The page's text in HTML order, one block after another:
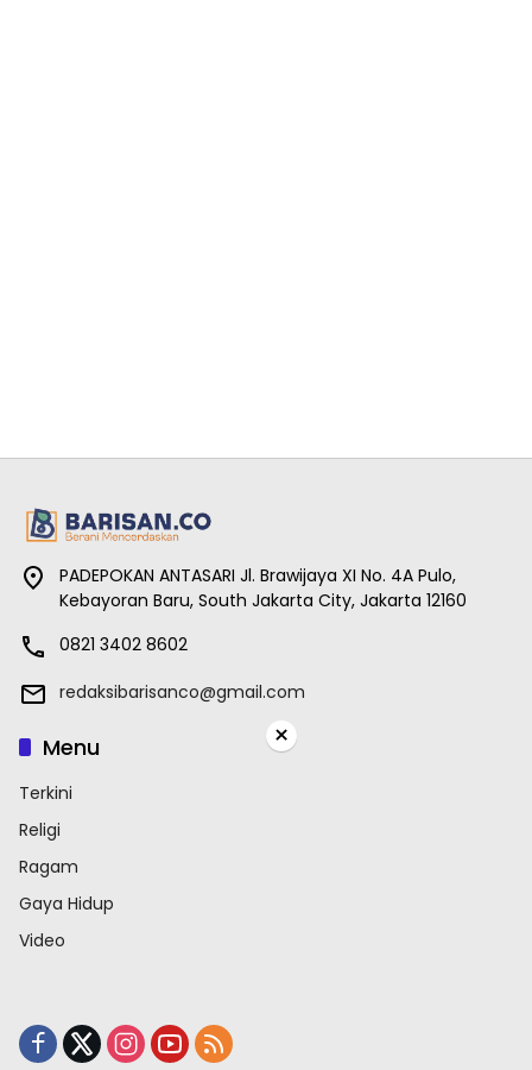
PADEPOKAN ANTASARI Jl. Brawijaya XI No. 4A Pulo,
Kebayoran Baru, South Jakarta City, Jakarta 12160
0821 3402 8602
redaksibarisanco@gmail.com
Menu
Terkini
Religi
Ragam
Gaya Hidup
Video
×